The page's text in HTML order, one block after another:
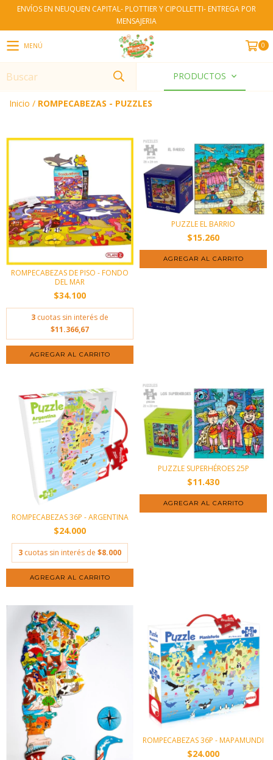
ENVÍOS EN NEUQUEN CAPITAL- PLOTTIER Y CIPOLLETTI- ENTREGA POR
MENSAJERIA
MENÚ 0
PRODUCTOS
Inicio / ROMPECABEZAS - PUZZLES
ROMPECABEZAS DE PISO - FONDO
DEL MAR
$34.100
3 cuotas sin interés de
$11.366,67
PUZZLE EL BARRIO
$15.260
ROMPECABEZAS 36P - ARGENTINA
$24.000
3 cuotas sin interés de $8.000
PUZZLE SUPERHÉROES 25P
$11.430
ROMPECABEZAS 36P - MAPAMUNDI
$24.000